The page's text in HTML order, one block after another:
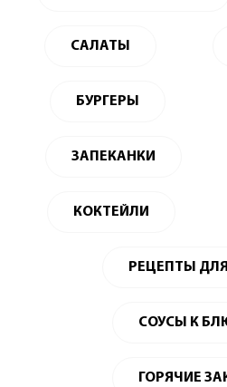
САЛАТЫ
БУРГЕРЫ
ЗАПЕКАНКИ
КОКТЕЙЛИ
РЕЦЕПТЫ
СОУСЫ К
ГОРЯЧИЕ